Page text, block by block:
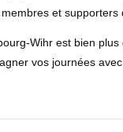
et supporters
Wihr est bien
vos journées